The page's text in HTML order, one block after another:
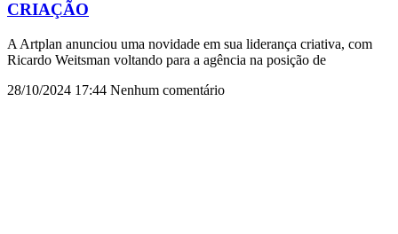
CRIAÇÃO
A Artplan anunciou uma novidade em sua liderança criativa, com
Ricardo Weitsman voltando para a agência na posição de
28/10/2024 17:44 Nenhum comentário